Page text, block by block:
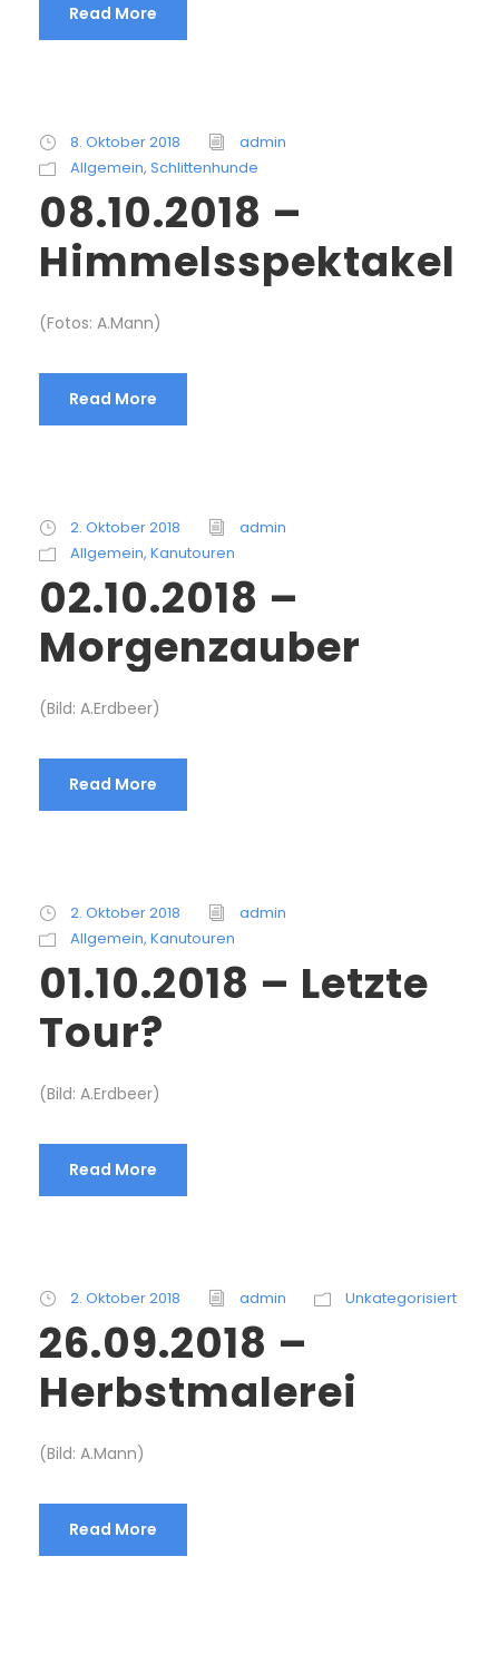
Read More
8. Oktober 2018
admin
Allgemein, Schlittenhunde
08.10.2018 –
Himmelsspektakel
(Fotos: A.Mann)
Read More
2. Oktober 2018
admin
Allgemein, Kanutouren
02.10.2018 –
Morgenzauber
(Bild: A.Erdbeer)
Read More
2. Oktober 2018
admin
Allgemein, Kanutouren
01.10.2018 – Letzte
Tour?
(Bild: A.Erdbeer)
Read More
2. Oktober 2018 admin Unkategorisiert
26.09.2018 –
Herbstmalerei
(Bild: A.Mann)
Read More